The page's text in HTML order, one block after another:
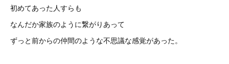
初めてあった人すらも
なんだか家族のように繋がりあって
ずっと前からの仲間のような不思議な感覚があった。